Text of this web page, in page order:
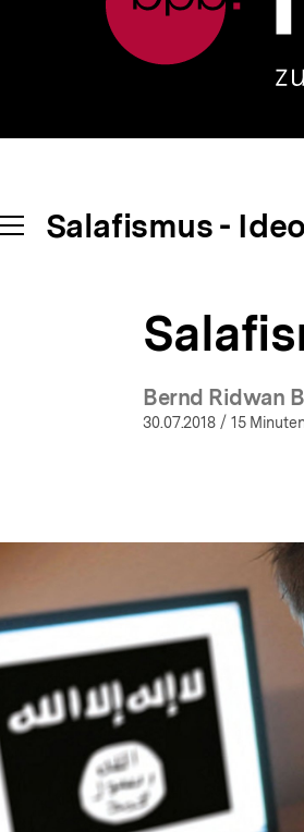
INHALTSNAVIGATION
Salafismus -
Bernd Ridwan
30.07.2018 / 15
Lightbox
öffnen